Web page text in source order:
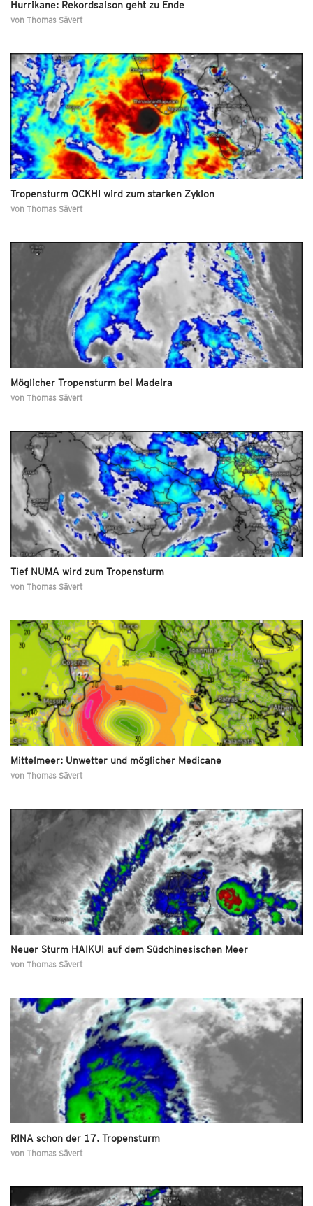
Hurrikane: Rekordsaison geht zu Ende
von Thomas Sävert
Tropensturm OCKHI wird zum starken Zyklon
von Thomas Sävert
Möglicher Tropensturm bei Madeira
von Thomas Sävert
Tief NUMA wird zum Tropensturm
von Thomas Sävert
Mittelmeer: Unwetter und möglicher Medicane
von Thomas Sävert
Neuer Sturm HAIKUI auf dem Südchinesischen Meer
von Thomas Sävert
RINA schon der 17. Tropensturm
von Thomas Sävert